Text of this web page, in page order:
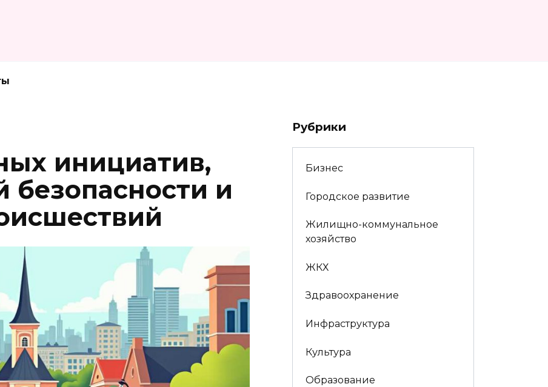
инициатив,
безопасности и
Рубрики
Бизнес
Городское развитие
Жилищно-коммунальное
хозяйство
ЖКХ
Здравоохранение
Инфраструктура
Культура
Образование